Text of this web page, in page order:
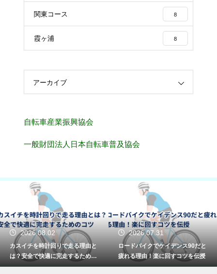
関東コース 8
霞ヶ浦 8
アーカイブ
自転車産業振興協会
一般財団法人日本自転車普及協会
2026.08.02
カスイチを時計回りで走る理由と
は？安全で快適に完走するための
コツ
2026.07.31
ロードバイクでケイデンス90だと
疲れる理由！楽に回すコツを伝授